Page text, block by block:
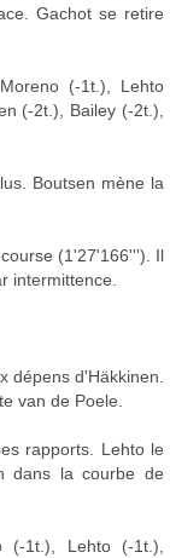
Gachot se retire
(-1t.), Lehto
(-2t.), Bailey (-2t.),
Boutsen mène la
(1'27'166'''). Il
intermittence.
dépens d'Häkkinen.
van de Poele.
rapports. Lehto le
dans la courbe de
(-1t.), Lehto (-1t.),